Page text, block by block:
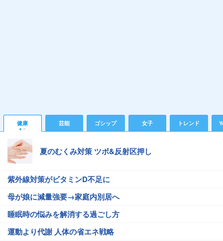
健康 芸能 ゴシップ 女子 トレンド
夏のむくみ対策 ツボ&反射区押し
紫外線対策がビタミンD不足に
母が娘に減量強要→家庭内別居へ
睡眠時の悩みを解消する過ごし方
運動より代謝 人体の省エネ戦略